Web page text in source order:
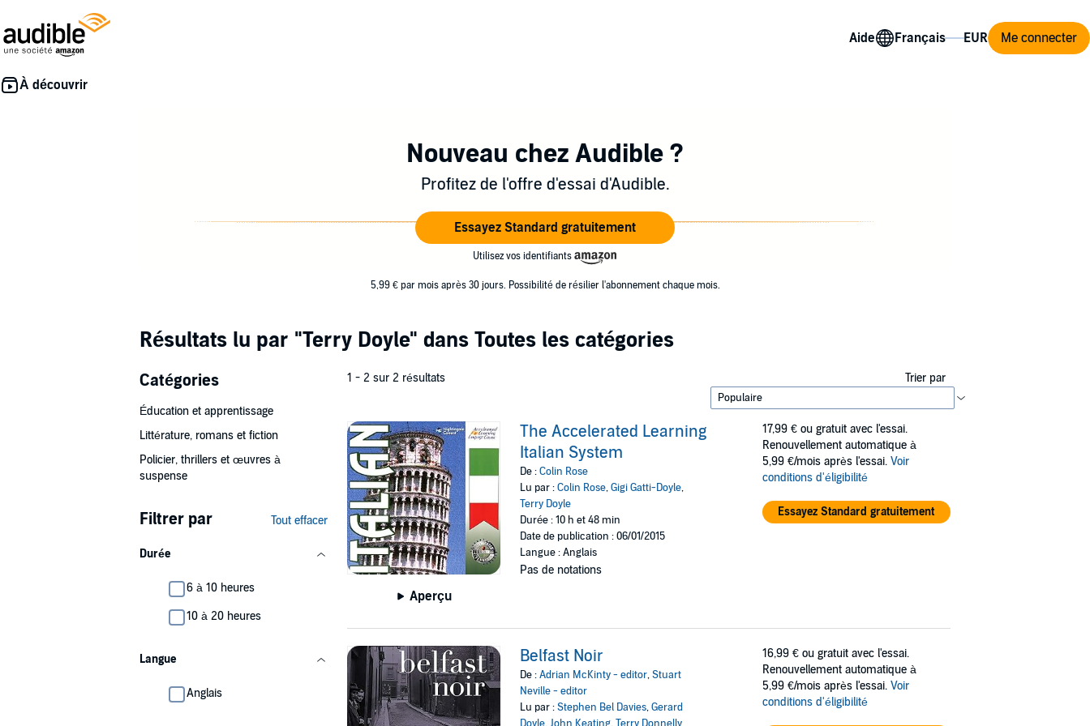
Aide Me connecter
Nouveau chez Audible ?
Profitez de l'offre d'essai d'Audible.
Essayez Standard gratuitement
Utilisez vos identifiants
5,99 € par mois après 30 jours. Possibilité de résilier l'abonnement chaque mois.
Résultats lu par "Terry Doyle" dans Toutes les catégories
Catégories
Éducation et apprentissage
Littérature, romans et fiction
Policier, thrillers et œuvres à
suspense
Filtrer par Tout effacer
Durée
6 à 10 heures
10 à 20 heures
Langue
Anglais
1 - 2 sur 2 résultats Trier par
Aperçu
The Accelerated Learning
Italian System
De :Colin Rose
Lu par :Colin Rose,Gigi Gatti-Doyle,
Terry Doyle
Durée : 10 h et 48 min
Date de publication : 06/01/2015
Langue : Anglais
Pas de notations
17,99 € ou gratuit avec l'essai.
Renouvellement automatique à
5,99 €/mois après l'essai. Voir
conditions d'éligibilité
Essayez Standard gratuitement
Belfast Noir
De :Adrian McKinty - editor,Stuart
Neville - editor
Lu par :Stephen Bel Davies,Gerard
16,99 € ou gratuit avec l'essai.
Renouvellement automatique à
5,99 €/mois après l'essai. Voir
conditions d'éligibilité